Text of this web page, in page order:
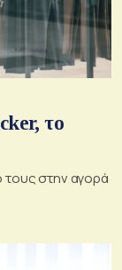
το
τους στην αγορά